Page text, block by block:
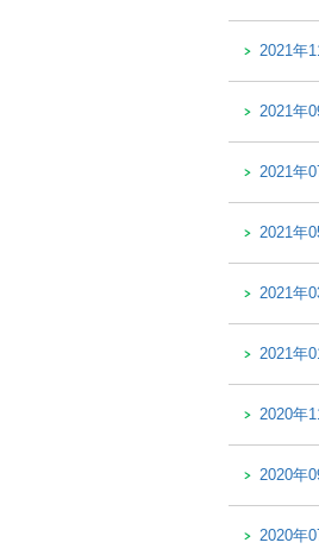
2021年
2021年
2021年
2021年
2021年
2021年
2020年
2020年
2020年